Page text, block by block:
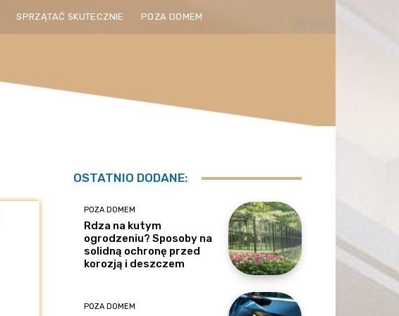
SPRZĄTAĆ SKUTECZNIE POZA DOMEM
OSTATNIO DODANE:
POZA DOMEM
Rdza na kutym
ogrodzeniu? Sposoby na
solidną ochronę przed
korozją i deszczem
POZA DOMEM